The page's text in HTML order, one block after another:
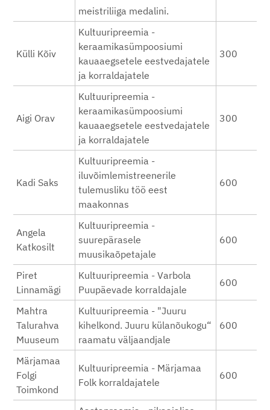
meistriliiga medalini.
Külli Kõiv
Kultuuripreemia -
keraamikasümpoosiumi
kauaaegsetele eestvedajatele
ja korraldajatele
300
Aigi Orav
Kultuuripreemia -
keraamikasümpoosiumi
kauaaegsetele eestvedajatele
ja korraldajatele
300
Kadi Saks
Kultuuripreemia -
iluvõimlemistreenerile
tulemusliku töö eest
maakonnas
600
Angela
Katkosilt
Kultuuripreemia -
suurepärasele
muusikaõpetajale
600
Piret
Linnamägi
Kultuuripreemia - Varbola
Puupäevade korraldajale
600
Mahtra
Talurahva
Muuseum
Kultuuripreemia - "Juuru
kihelkond. Juuru külanõukogu“
raamatu väljaandjale
600
Märjamaa
Folgi
Toimkond
Kultuuripreemia - Märjamaa
Folk korraldajatele
600